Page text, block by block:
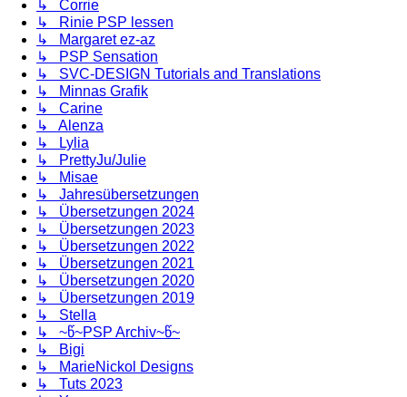
↳ Corrie
↳ Rinie PSP lessen
↳ Margaret ez-az
↳ PSP Sensation
↳ SVC-DESIGN Tutorials and Translations
↳ Minnas Grafik
↳ Carine
↳ Alenza
↳ Lylia
↳ PrettyJu/Julie
↳ Misae
↳ Jahresübersetzungen
↳ Übersetzungen 2024
↳ Übersetzungen 2023
↳ Übersetzungen 2022
↳ Übersetzungen 2021
↳ Übersetzungen 2020
↳ Übersetzungen 2019
↳ Stella
↳ ~წ~PSP Archiv~წ~
↳ Bigi
↳ MarieNickol Designs
↳ Tuts 2023